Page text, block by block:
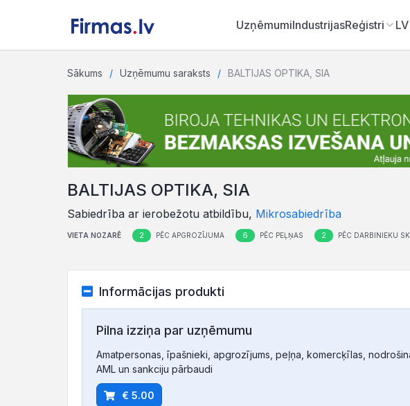
UzņēmumiIndustrijasReģistri LV
Sākums Uzņēmumu saraksts BALTIJAS OPTIKA, SIA
BALTIJAS OPTIKA, SIA
Sabiedrība ar ierobežotu atbildību, Mikrosabiedrība
VIETA NOZARĒ 2 PĒC APGROZĪJUMA 6 PĒC PEĻŅAS 2 PĒC DARBINIEKU
Informācijas produkti
Pilna izziņa par uzņēmumu
Amatpersonas, īpašnieki, apgrozījums, peļņa, komercķīlas,
AML un sankciju pārbaudi
€ 5.00